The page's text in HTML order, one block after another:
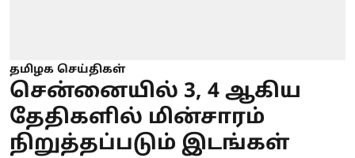
தமிழக செய்திகள்
சென்னையில் 3, 4 ஆகிய
தேதிகளில் மின்சாரம்
நிறுத்தப்படும் இடங்கள்